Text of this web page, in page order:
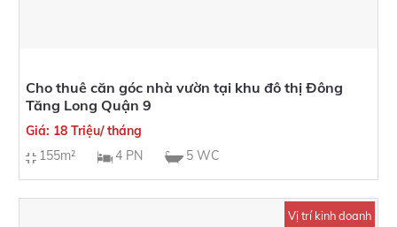
Cho thuê căn góc nhà vườn tại khu đô thị Đông
Tăng Long Quận 9
Giá: 18 Triệu/ tháng
155m²
4 PN 5 WC
Vị trí kinh doanh